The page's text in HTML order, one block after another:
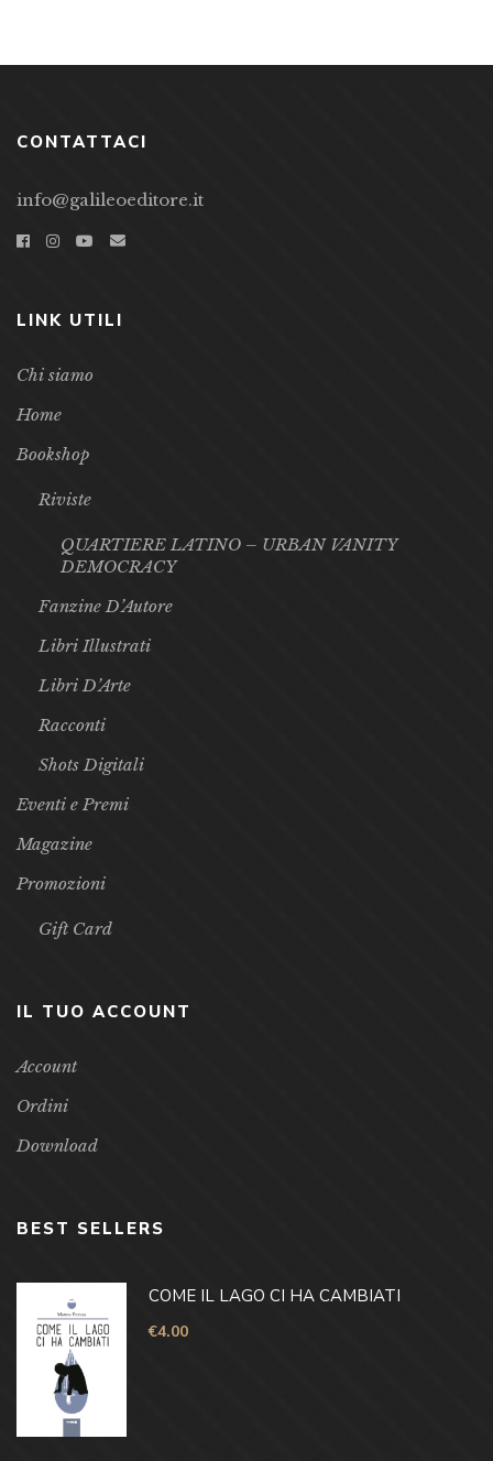
CONTATTACI
info@galileoeditore.it
LINK UTILI
Chi siamo
Home
Bookshop
Riviste
QUARTIERE LATINO – URBAN VANITY
DEMOCRACY
Fanzine D’Autore
Libri Illustrati
Libri D’Arte
Racconti
Shots Digitali
Eventi e Premi
Magazine
Promozioni
Gift Card
IL TUO ACCOUNT
Account
Ordini
Download
BEST SELLERS
COME IL LAGO CI HA CAMBIATI
€4.00